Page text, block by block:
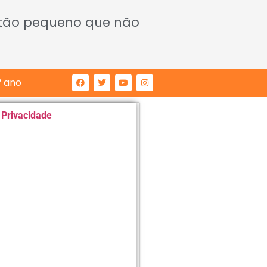
pequeno que não
ano